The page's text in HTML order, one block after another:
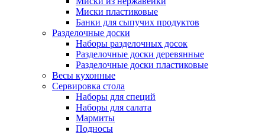
Миски пластиковые
Банки для сыпучих продуктов
Разделочные доски
Наборы разделочных досок
Разделочные доски деревянные
Разделочные доски пластиковые
Весы кухонные
Сервировка стола
Наборы для специй
Наборы для салата
Мармиты
Подносы